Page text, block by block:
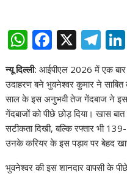
W
h
at
s
A
p
p
F
ac
e
b
o
o
k
X T
el
e
gr
a
m
न्यू दिल्ली: आईपीएल 2026 में एक
उदाहरण बने भुवनेश्वर कुमार ने
साल के इस अनुभवी तेज गेंदबाज ने
गेंदबाजों को पीछे छोड़ दिया। खास
सटीकता दिखी, बल्कि रफ्तार भी
उनके करियर के इस पड़ाव पर बेहद
भुवनेश्वर की इस शानदार वापसी के